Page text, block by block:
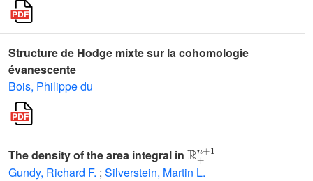
Structure de Hodge mixte sur la cohomologie
évanescente
Bois, Philippe du
The density of the area integral in
+ n
Gundy, Richard F. ; Silverstein, Martin L.